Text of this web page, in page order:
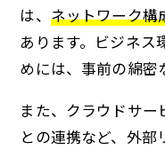
は、 ネットワーク構
あります。ビジネス
めには、事前の綿密
また、クラウドサー
との連携など、外部